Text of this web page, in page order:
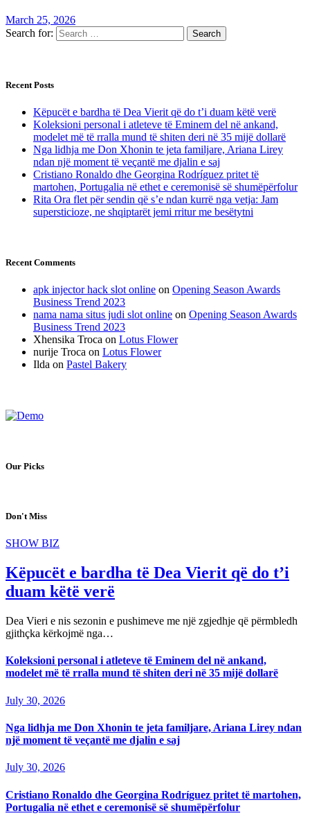
March 25, 2026
Search for:
Recent Posts
Këpucët e bardha të Dea Vierit që do t’i duam këtë verë
Koleksioni personal i atleteve të Eminem del në ankand,
modelet më të rralla mund të shiten deri në 35 mijë dollarë
Nga lidhja me Don Xhonin te jeta familjare, Ariana Lirey
ndan një moment të veçantë me djalin e saj
Cristiano Ronaldo dhe Georgina Rodríguez pritet të
martohen, Portugalia në ethet e ceremonisë së shumëpërfolur
Rita Ora flet për sendin që s’e ndan kurrë nga vetja: Jam
supersticioze, ne shqiptarët jemi rritur me besëtytni
Recent Comments
apk injector hack slot online on Opening Season Awards
Business Trend 2023
nama nama situs judi slot online on Opening Season Awards
Business Trend 2023
Xhensika Troca on Lotus Flower
nurije Troca on Lotus Flower
Ilda on Pastel Bakery
Our Picks
Don't Miss
SHOW BIZ
Këpucët e bardha të Dea Vierit që do t’i
duam këtë verë
Dea Vieri e nis sezonin e pushimeve me një zgjedhje që përmbledh
gjithçka kërkojmë nga…
Koleksioni personal i atleteve të Eminem del në ankand,
modelet më të rralla mund të shiten deri në 35 mijë dollarë
July 30, 2026
Nga lidhja me Don Xhonin te jeta familjare, Ariana Lirey ndan
një moment të veçantë me djalin e saj
July 30, 2026
Cristiano Ronaldo dhe Georgina Rodríguez pritet të martohen,
Portugalia në ethet e ceremonisë së shumëpërfolur